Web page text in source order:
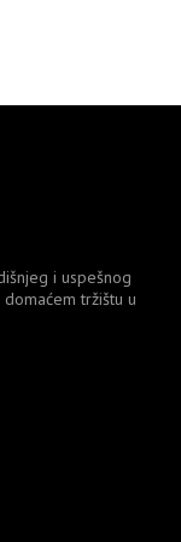
i uspešnog
tržištu u